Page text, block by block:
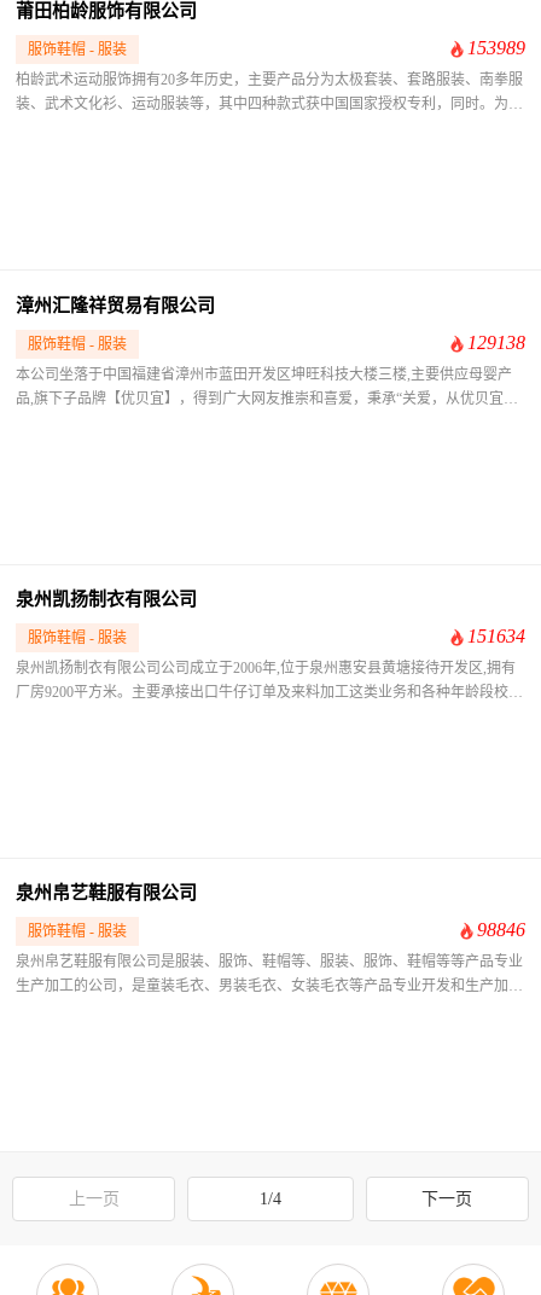
莆田柏龄服饰有限公司
服饰鞋帽 - 服装 153989
​柏龄武术运动服饰拥有20多年历史，主要产品分为太极套装、套路服装、南拳服
装、武术文化衫、运动服装等，其中四种款式获中国国家授权专利，同时。为响
漳州汇隆祥贸易有限公司
服饰鞋帽 - 服装 129138
​本公司坐落于中国福建省漳州市蓝田开发区坤旺科技大楼三楼,主要供应母婴产
品,旗下子品牌【优贝宜】，得到广大网友推崇和喜爱，秉承“关爱，从优贝宜开
泉州凯扬制衣有限公司
服饰鞋帽 - 服装 151634
​泉州凯扬制衣有限公司公司成立于2006年,位于泉州惠安县黄塘接待开发区,拥有
厂房9200平方米。主要承接出口牛仔订单及来料加工这类业务和各种年龄段校服
泉州帛艺鞋服有限公司
服饰鞋帽 - 服装 98846
​泉州帛艺鞋服有限公司是服装、服饰、鞋帽等、服装、服饰、鞋帽等等产品专业
生产加工的公司，是童装毛衣、男装毛衣、女装毛衣等产品专业开发和生产加工
上一页 1/4 下一页